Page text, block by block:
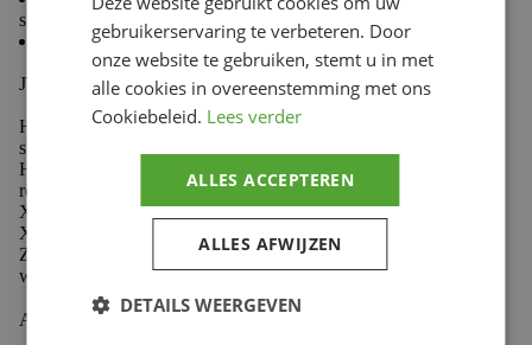
smaller engine
Connecting link included
JT Drive Chain Products :
HDR: Standard reinforced chain for 50cc and Trail/Cross
smaller engine
HDS: Highly reinforced for MX, exceptionnal wear
resistance
X1R: For MX, Enduro and trail application, low friction
X-Ring chain
Z1R: For high powered sport bikes, ultra-reinforced chain
with low friction X-Ring
Aanvullende informatie
gebruikerservaring te verbeteren. Door
onze website te gebruiken, stemt u in met
alle cookies in overeenstemming met ons
Cookiebeleid. Lees verder
ALLES ACCEPTEREN
ALLES AFWIJZEN
DETAILS WEERGEVEN